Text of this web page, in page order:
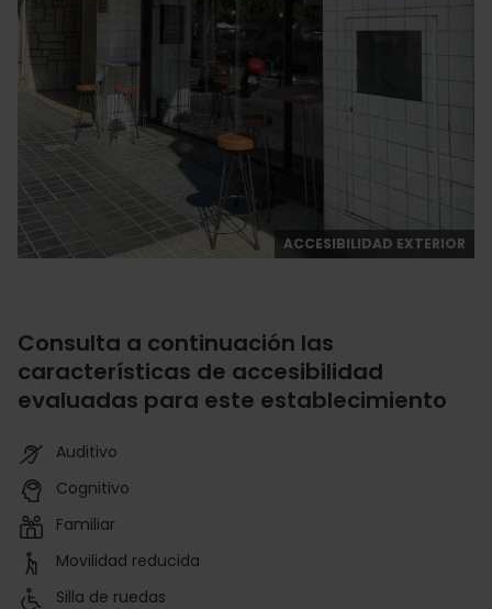
ACCESIBILIDAD EXTERIOR
Consulta a continuación las
características de accesibilidad
evaluadas para este establecimiento
Auditivo
Cognitivo
Familiar
Movilidad reducida
Silla de ruedas